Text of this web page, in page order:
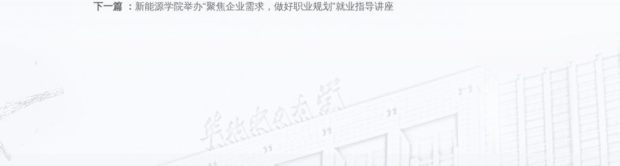
下一篇 ： 新能源学院举办“聚焦企业需求，做好职业规划”就业指导讲座